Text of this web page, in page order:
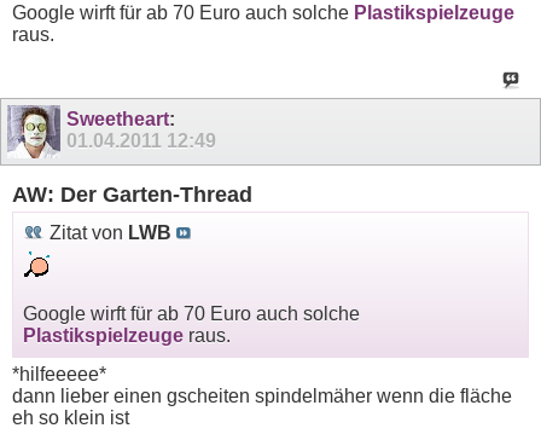
Google wirft für ab 70 Euro auch solche Plastikspielzeuge
raus.
Sweetheart:
01.04.2011 12:49
AW: Der Garten-Thread
Zitat von LWB
Google wirft für ab 70 Euro auch solche
Plastikspielzeuge raus.
*hilfeeeee*
dann lieber einen gscheiten spindelmäher wenn die fläche
eh so klein ist